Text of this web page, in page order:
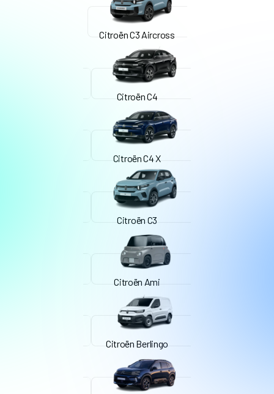
Citroën C3 Aircross
Citroën C4
Citroën C4 X
Citroën C3
Citroën Ami
Citroën Berlingo